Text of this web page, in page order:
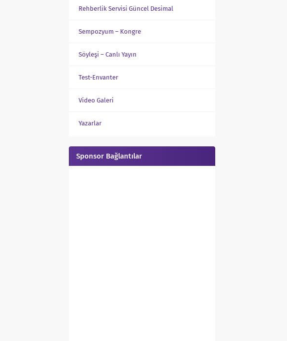
Rehberlik Servisi Güncel Desimal
Sempozyum – Kongre
Söyleşi – Canlı Yayın
Test-Envanter
Video Galeri
Yazarlar
Sponsor Bağlantılar